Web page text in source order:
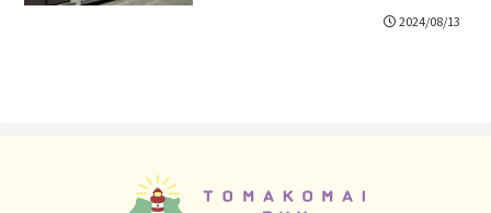
2024/08/13